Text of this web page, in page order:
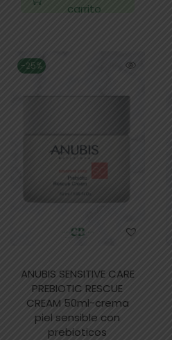
carrito
-25%
ANUBIS SENSITIVE CARE
PREBIOTIC RESCUE
CREAM 50ml-crema
piel sensible con
prebioticos